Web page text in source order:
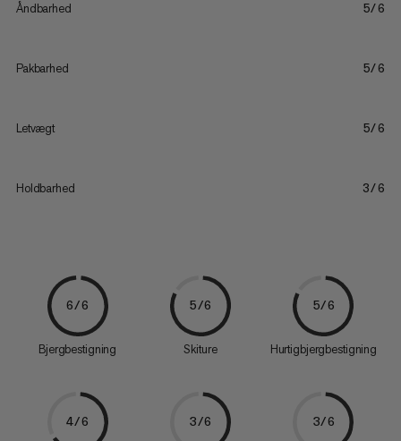
Åndbarhed 5/6
Pakbarhed 5/6
Letvægt 5/6
Holdbarhed 3/6
6/6
Bjergbestigning
5/6
Skiture
5/6
Hurtigbjergbestigning
4/6 3/6 3/6